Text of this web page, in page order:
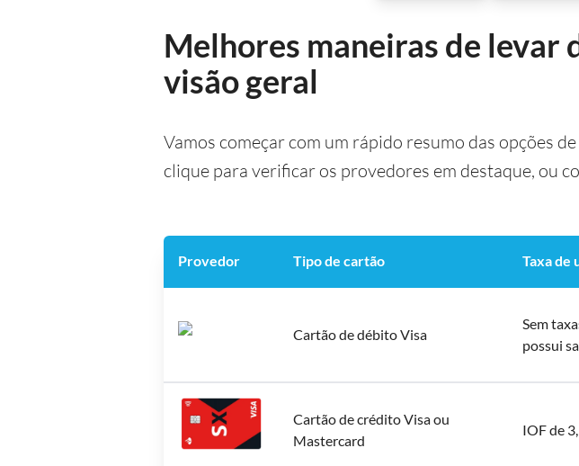
Melhores maneiras de levar
visão geral
Vamos começar com um rápido resumo das opções
clique para verificar os provedores em destaque, ou
Provedor Tipo de cartão Taxa de
Cartão de débito Visa
Sem
possui
Cartão de crédito Visa ou
Mastercard
IOF de